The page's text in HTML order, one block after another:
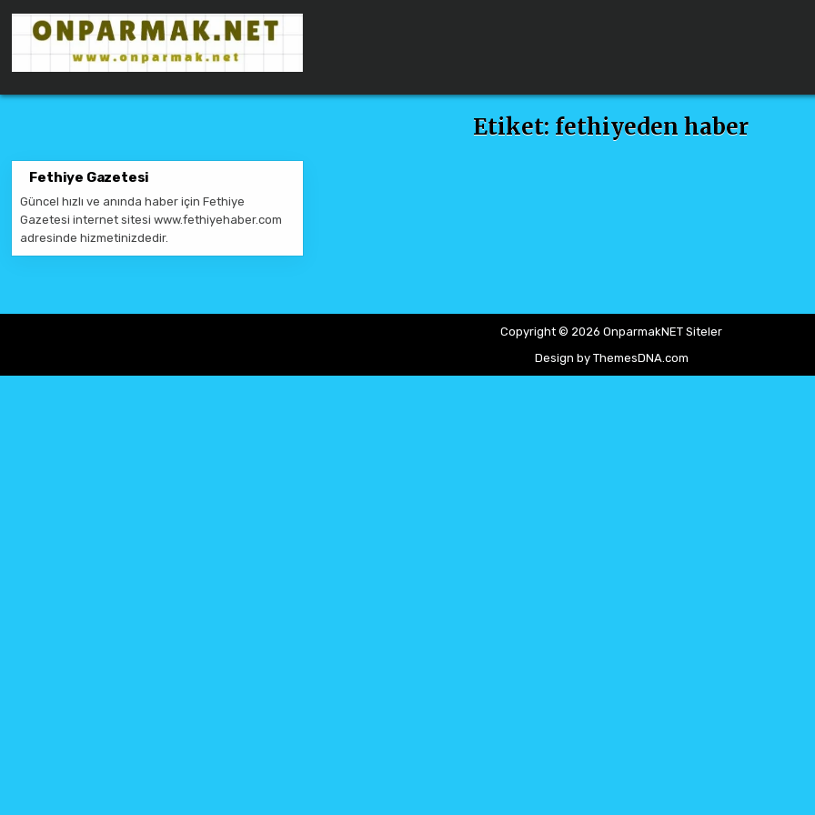
ONPARMAKNET SITELER
Etiket: fethiyeden haber
Fethiye Gazetesi
Güncel hızlı ve anında haber için Fethiye
Gazetesi internet sitesi www.fethiyehaber.com
adresinde hizmetinizdedir.
Copyright © 2026 OnparmakNET Siteler
Design by ThemesDNA.com